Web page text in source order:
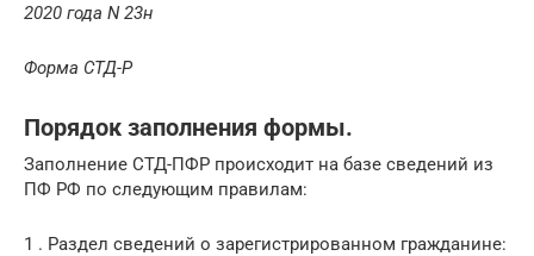
2020 года N 23н
Форма СТД-Р
Порядок заполнения формы.
Заполнение СТД-ПФР происходит на базе сведений из
ПФ РФ по следующим правилам:
1 . Раздел сведений о зарегистрированном гражданине: